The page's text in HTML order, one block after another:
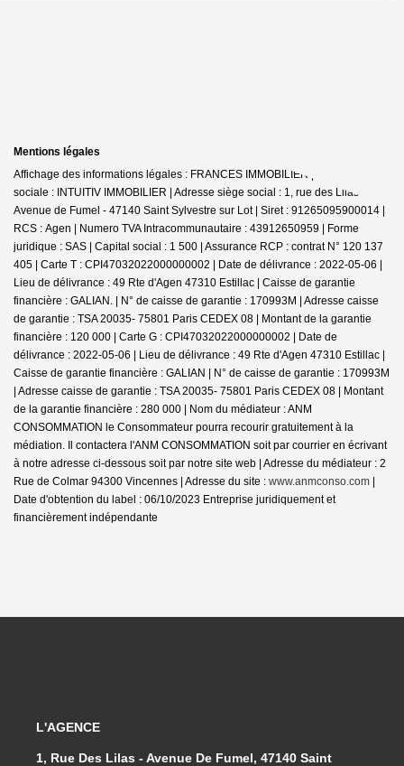
Mentions légales
Affichage des informations légales : FRANCES IMMOBILIER | Raison
sociale : INTUITIV IMMOBILIER | Adresse siège social : 1, rue des Lilas -
Avenue de Fumel - 47140 Saint Sylvestre sur Lot | Siret : 91265095900014 |
RCS : Agen | Numero TVA Intracommunautaire : 43912650959 | Forme
juridique : SAS | Capital social : 1 500 | Assurance RCP : contrat N° 120 137
405 | Carte T : CPI47032022000000002 | Date de délivrance : 2022-05-06 |
Lieu de délivrance : 49 Rte d'Agen 47310 Estillac | Caisse de garantie
financière : GALIAN. | N° de caisse de garantie : 170993M | Adresse caisse
de garantie : TSA 20035- 75801 Paris CEDEX 08 | Montant de la garantie
financière : 120 000 | Carte G : CPI47032022000000002 | Date de
délivrance : 2022-05-06 | Lieu de délivrance : 49 Rte d'Agen 47310 Estillac |
Caisse de garantie financière : GALIAN | N° de caisse de garantie : 170993M
| Adresse caisse de garantie : TSA 20035- 75801 Paris CEDEX 08 | Montant
de la garantie financière : 280 000 | Nom du médiateur : ANM
CONSOMMATION le Consommateur pourra recourir gratuitement à la
médiation. Il contactera l'ANM CONSOMMATION soit par courrier en écrivant
à notre adresse ci-dessous soit par notre site web | Adresse du médiateur : 2
Rue de Colmar 94300 Vincennes | Adresse du site : www.anmconso.com |
Date d'obtention du label : 06/10/2023 Entreprise juridiquement et
financièrement indépendante
L'AGENCE
1, Rue Des Lilas - Avenue De Fumel, 47140 Saint